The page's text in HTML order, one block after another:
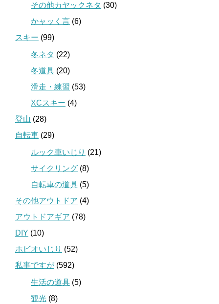
その他カヤックネタ (30)
かャッく言 (6)
スキー (99)
冬ネタ (22)
冬道具 (20)
滑走・練習 (53)
XCスキー (4)
登山 (28)
自転車 (29)
ルック車いじり (21)
サイクリング (8)
自転車の道具 (5)
その他アウトドア (4)
アウトドアギア (78)
DIY (10)
ホビオいじり (52)
私事ですが (592)
生活の道具 (5)
観光 (8)